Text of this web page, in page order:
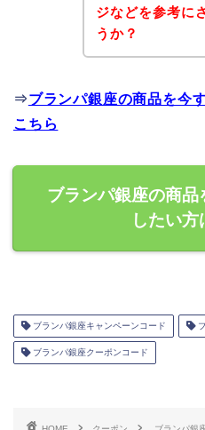
ジなどを参考に
うか？
⇒ブランパ銀座の商品を今
こちら
ブランパ銀座の商
したい方
ブランパ銀座キャンペーンコード
ブランパ銀座クーポンコード